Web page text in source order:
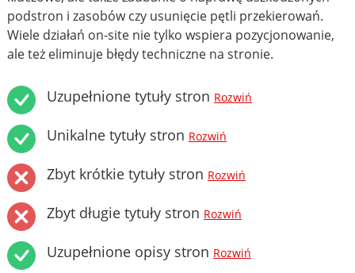
podstron i zasobów czy usunięcie pętli przekierowań.
Wiele działań on-site nie tylko wspiera pozycjonowanie,
ale też eliminuje błędy techniczne na stronie.
Uzupełnione tytuły stron Rozwiń
Unikalne tytuły stron Rozwiń
Zbyt krótkie tytuły stron Rozwiń
Zbyt długie tytuły stron Rozwiń
Uzupełnione opisy stron Rozwiń